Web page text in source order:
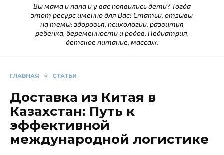
Вы мама и папа и у вас появились дети? Тогда
этот ресурс именно для Вас! Статьи, отзывы
на темы: здоровья, психологии, развития
ребенка, беременности и родов. Педиатрия,
детское питание, массаж.
ГЛАВНАЯ » СТАТЬИ
Доставка из Китая в
Казахстан: Путь к
эффективной
международной логистике